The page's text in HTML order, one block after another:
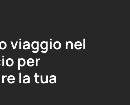
viaggio nel
per
la tua